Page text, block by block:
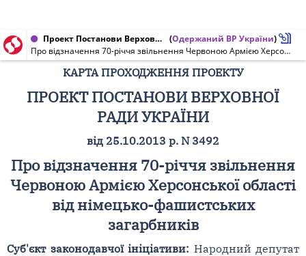
Проект Постанови Верховної Ради України від 25.10.2013 № 3492 (Одержаний ВР України)
Про відзначення 70-річчя звільнення Червоною Армією Херсонської області від німецько-фашистських загарбників